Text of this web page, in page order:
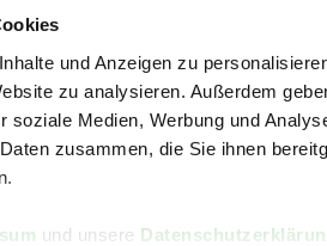
und Anzeigen zu
zu analysieren. Außerdem
soziale Medien, Werbung und
zusammen, die Sie ihnen
und unsere
kostenlose